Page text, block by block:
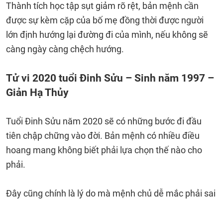
Thành tích học tập sụt giảm rõ rệt, bản mệnh cần
được sự kèm cặp của bố mẹ đồng thời được người
lớn định hướng lại đường đi của mình, nếu không sẽ
càng ngày càng chệch hướng.
Tử vi 2020 tuổi Đinh Sửu – Sinh năm 1997 –
Giản Hạ Thủy
Tuổi Đinh Sửu năm 2020 sẽ có những bước đi đầu
tiên chập chững vào đời. Bản mệnh có nhiều điều
hoang mang không biết phải lựa chọn thế nào cho
phải.
Đây cũng chính là lý do mà mệnh chủ dễ mắc phải sai